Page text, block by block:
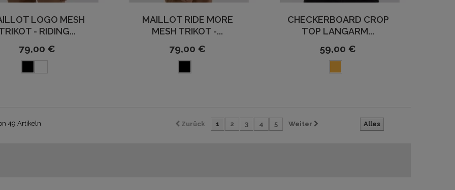
LOGO MESH
- RIDING...
79,00 €
MAILLOT RIDE MORE
MESH TRIKOT -...
79,00 €
CHECKERBOARD CROP
TOP LANGARM...
59,00 €
Alles
Zurück 1 2 3 4 5 Weiter
49 Artikeln